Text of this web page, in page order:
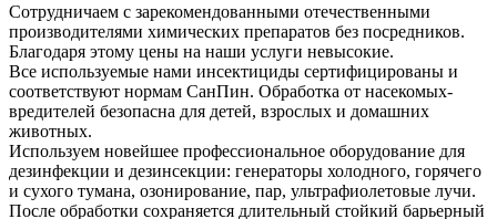
Сотрудничаем с зарекомендованными отечественными
производителями химических препаратов без посредников.
Благодаря этому цены на наши услуги невысокие.
Все используемые нами инсектициды сертифицированы и
соответствуют нормам СанПин. Обработка от насекомых-
вредителей безопасна для детей, взрослых и домашних
животных.
Используем новейшее профессиональное оборудование для
дезинфекции и дезинсекции: генераторы холодного, горячего
и сухого тумана, озонирование, пар, ультрафиолетовые лучи.
После обработки сохраняется длительный стойкий барьерный